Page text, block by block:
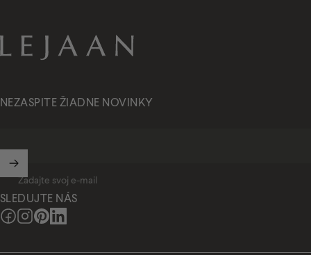
Lejaan.sk
NEZASPITE ŽIADNE NOVINKY
Zadajte svoj e-mail
SLEDUJTE NÁS